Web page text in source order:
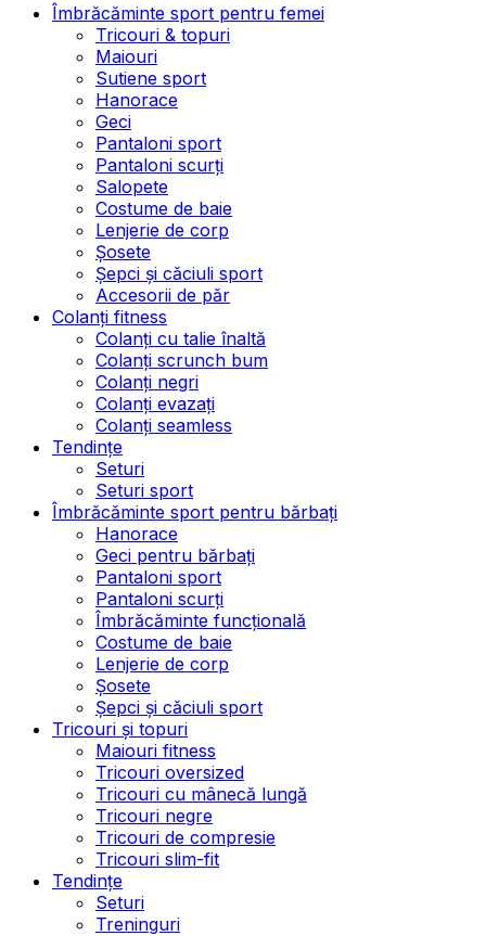
Îmbrăcăminte sport pentru femei
Tricouri & topuri
Maiouri
Sutiene sport
Hanorace
Geci
Pantaloni sport
Pantaloni scurți
Salopete
Costume de baie
Lenjerie de corp
Șosete
Șepci și căciuli sport
Accesorii de păr
Colanți fitness
Colanți cu talie înaltă
Colanți scrunch bum
Colanți negri
Colanți evazați
Colanți seamless
Tendințe
Seturi
Seturi sport
Îmbrăcăminte sport pentru bărbați
Hanorace
Geci pentru bărbați
Pantaloni sport
Pantaloni scurți
Îmbrăcăminte funcțională
Costume de baie
Lenjerie de corp
Șosete
Șepci și căciuli sport
Tricouri și topuri
Maiouri fitness
Tricouri oversized
Tricouri cu mânecă lungă
Tricouri negre
Tricouri de compresie
Tricouri slim-fit
Tendințe
Seturi
Treninguri